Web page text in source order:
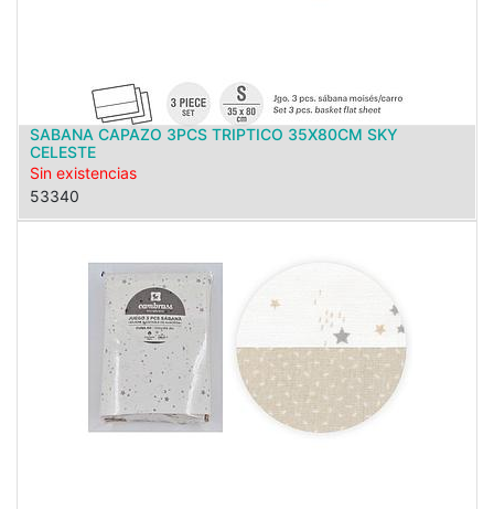
SABANA CAPAZO 3PCS TRIPTICO 35X80CM SKY
CELESTE
Sin existencias
53340